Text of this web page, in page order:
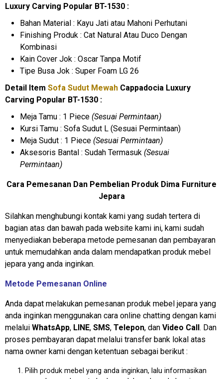
Luxury Carving Popular BT-1530 :
Bahan Material : Kayu Jati atau Mahoni Perhutani
Finishing Produk : Cat Natural Atau Duco Dengan
Kombinasi
Kain Cover Jok : Oscar Tanpa Motif
Tipe Busa Jok : Super Foam LG 26
Detail Item Sofa Sudut Mewah Cappadocia Luxury
Carving Popular BT-1530 :
Meja Tamu : 1 Piece (Sesuai Permintaan)
Kursi Tamu : Sofa Sudut L (Sesuai Permintaan)
Meja Sudut : 1 Piece (Sesuai Permintaan)
Aksesoris Bantal : Sudah Termasuk (Sesuai
Permintaan)
Cara Pemesanan Dan Pembelian Produk Dima Furniture
Jepara
Silahkan menghubungi kontak kami yang sudah tertera di
bagian atas dan bawah pada website kami ini, kami sudah
menyediakan beberapa metode pemesanan dan pembayaran
untuk memudahkan anda dalam mendapatkan produk mebel
jepara yang anda inginkan.
Metode Pemesanan Online
Anda dapat melakukan pemesanan produk mebel jepara yang
anda inginkan menggunakan cara online chatting dengan kami
melalui WhatsApp, LINE, SMS, Telepon, dan Video Call. Dan
proses pembayaran dapat melalui transfer bank lokal atas
nama owner kami dengan ketentuan sebagai berikut :
Pilih produk mebel yang anda inginkan, lalu informasikan